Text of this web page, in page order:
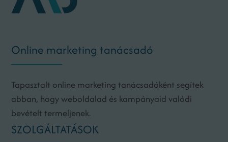
Online marketing tanácsadó
Tapasztalt online marketing tanácsadóként segítek
abban, hogy weboldalad és kampányaid valódi
bevételt termeljenek.
SZOLGÁLTATÁSOK